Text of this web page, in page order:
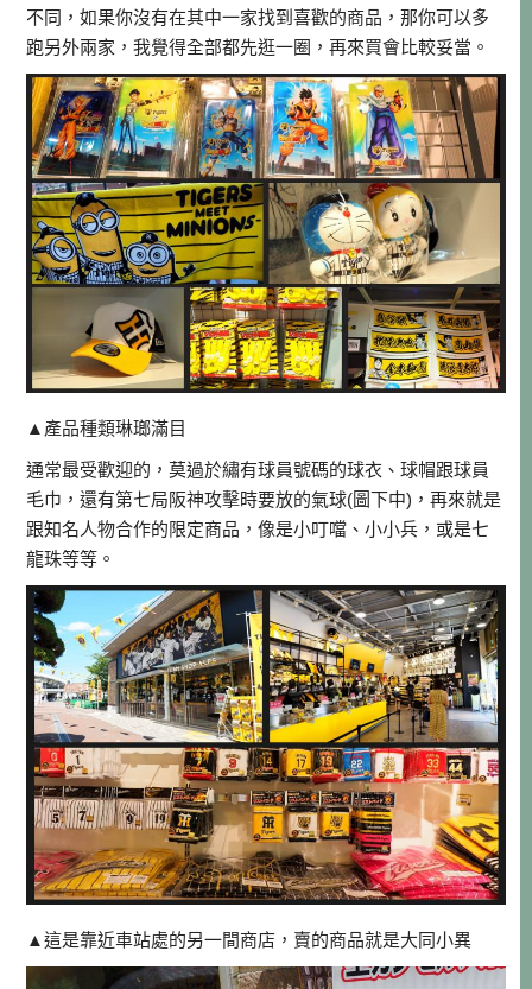
不同，如果你沒有在其中一家找到喜歡的商品，那你可以多
跑另外兩家，我覺得全部都先逛一圈，再來買會比較妥當。
▲產品種類琳瑯滿目
通常最受歡迎的，莫過於繡有球員號碼的球衣、球帽跟球員
毛巾，還有第七局阪神攻擊時要放的氣球(圖下中)，再來就是
跟知名人物合作的限定商品，像是小叮噹、小小兵，或是七
龍珠等等。
▲這是靠近車站處的另一間商店，賣的商品就是大同小異